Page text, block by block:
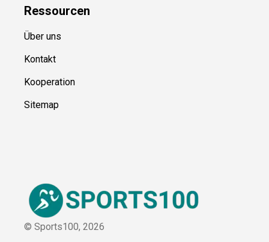
Ressourcen
Über uns
Kontakt
Kooperation
Sitemap
© Sports100, 2026